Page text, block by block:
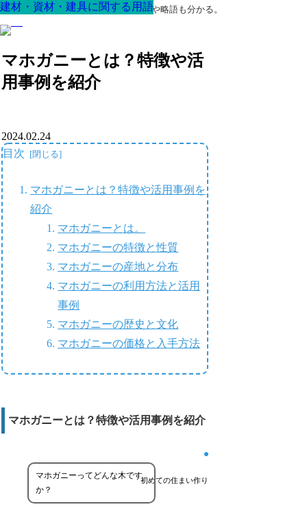
最高の家を作るための知識！専門用語や略語も分かる。
マホガニーとは？特徴や活
用事例を紹介
建材・資材・建具に関する用語
2024.02.24
目次
マホガニーとは？特徴や活用事例を
紹介
マホガニーとは。
マホガニーの特徴と性質
マホガニーの産地と分布
マホガニーの利用方法と活用
事例
マホガニーの歴史と文化
マホガニーの価格と入手方法
マホガニーとは？特徴や活用事例を紹介
初めての住まい作り
マホガニーってどんな木です
か？
建材・資材・建具に関する用語
建材・資材・建具に関する用語
建材・資材・建具に関する用語
建材・資材・建具に関する用語
建材・資材・建具に関する用語
建材・資材・建具に関する用語